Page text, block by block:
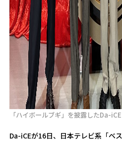
「ハイボールブギ」を披露したDa-iCE
Da-iCEが16日、日本テレビ系「ベ